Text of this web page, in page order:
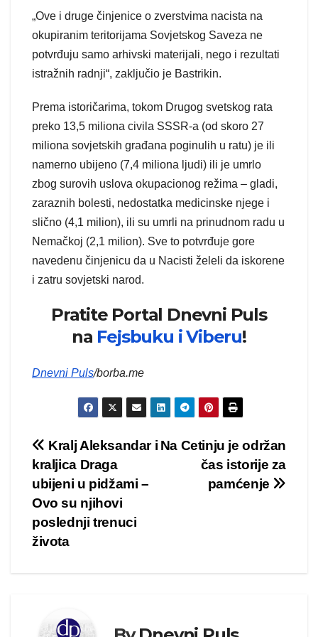
„Ove i druge činjenice o zverstvima nacista na
okupiranim teritorijama Sovjetskog Saveza ne
potvrđuju samo arhivski materijali, nego i rezultati
istražnih radnji“, zaključio je Bastrikin.
Prema istoričarima, tokom Drugog svetskog rata
preko 13,5 miliona civila SSSR-a (od skoro 27
miliona sovjetskih građana poginulih u ratu) je ili
namerno ubijeno (7,4 miliona ljudi) ili je umrlo
zbog surovih uslova okupacionog režima – gladi,
zaraznih bolesti, nedostatka medicinske njege i
slično (4,1 milion), ili su umrli na prinudnom radu u
Nemačkoj (2,1 milion). Sve to potvrđuje gore
navedenu činjenicu da u Nacisti želeli da iskorene
i zatru sovjetski narod.
Pratite Portal Dnevni Puls
na Fejsbuku i Viberu!
Dnevni Puls/borba.me
Kretanje
članka
Na Cetinju je održan
čas istorije za
pamćenje
Kralj Aleksandar i
kraljica Draga
ubijeni u pidžami –
Ovo su njihovi
poslednji trenuci
života